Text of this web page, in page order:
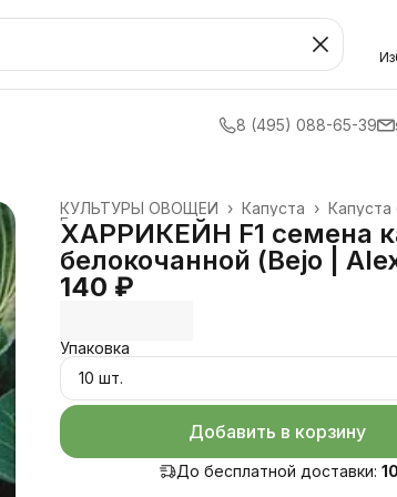
8 (495) 088-65-39
Капуста
Капуста ›
КУЛЬТУРЫ ОВОЩЕЙ ›
Главная ›
ХАРРИКЕЙН F1 семена
белокочанной (Bejo |
140 ₽
Упаковка
10 шт.
Добавить в корзину
До бесплатной доставки: